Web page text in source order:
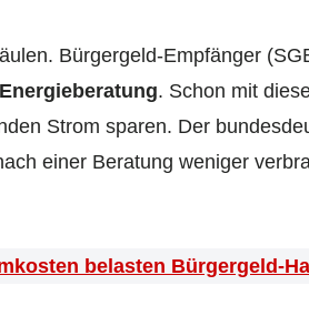
Bürgergeld-Empfänger
. Schon mit
Strom sparen. Der
einer Beratung weniger
belasten Bürgergeld-